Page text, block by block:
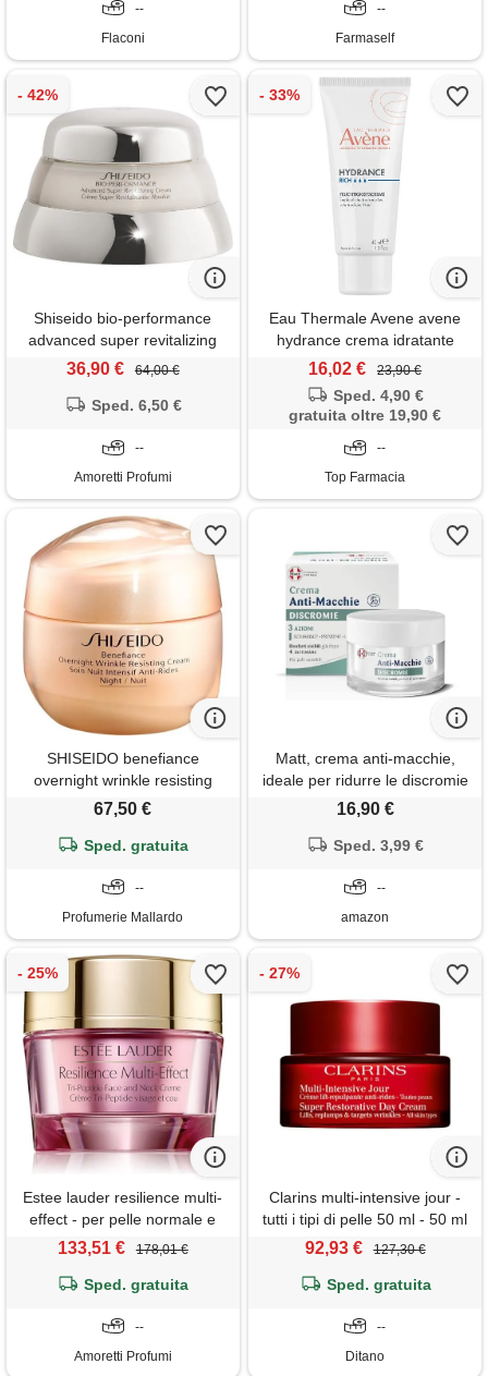
--
Flaconi
--
Farmaself
Shiseido bio-performance
advanced super revitalizing
cream 30 ml crema 24h che
dell'invecchiamento cutaneo
36,90 € 64,00 €
Sped. 6,50 €
--
Amoretti Profumi
Eau Thermale Avene avene
hydrance crema idratante
ricca con acqua termale pelle
secca e molto secca 40ml
16,02 € 23,90 €
Sped. 4,90 €
gratuita oltre 19,90 €
--
Top Farmacia
SHISEIDO benefiance
overnight wrinkle resisting
cream 50ml
67,50 €
Sped. gratuita
--
Profumerie Mallardo
Matt, crema anti-macchie,
ideale per ridurre le discromie
cutanee causate da
radiazioni solari, idrata e
con spf 20, 50 ml
16,90 €
Sped. 3,99 €
--
amazon
Estee lauder resilience multi-
effect - per pelle normale e
mista 50 ml crema viso e collo
per pelle normale e mista
133,51 € 178,01 €
Sped. gratuita
--
Amoretti Profumi
Clarins multi-intensive jour -
tutti i tipi di pelle 50 ml - 50 ml
92,93 € 127,30 €
Sped. gratuita
--
Ditano